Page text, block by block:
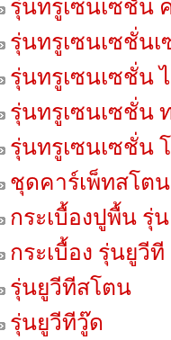
รุ่นทรูเซนเซชั่น ค
รุ่นทรูเซนเซชั่นเ
รุ่นทรูเซนเซชั่น ไ
รุ่นทรูเซนเซชั่น ท
รุ่นทรูเซนเซชั่น โ
ชุดคาร์เพ็ทสโตน
กระเบื้องปูพื้น รุ่
กระเบื้อง รุ่นยูวีที
รุ่นยูวีทีสโตน
รุ่นยูวีทีวู๊ด